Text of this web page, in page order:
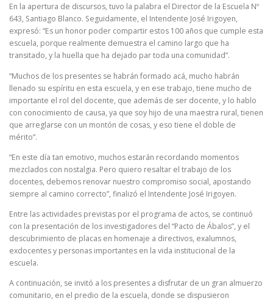
En la apertura de discursos, tuvo la palabra el Director de la Escuela Nº
643, Santiago Blanco. Seguidamente, el Intendente José Irigoyen,
expresó: “Es un honor poder compartir estos 100 años que cumple esta
escuela, porque realmente demuestra el camino largo que ha
transitado, y la huella que ha dejado par toda una comunidad”.
“Muchos de los presentes se habrán formado acá, mucho habrán
llenado su espíritu en esta escuela, y en ese trabajo, tiene mucho de
importante el rol del docente, que además de ser docente, y lo hablo
con conocimiento de causa, ya que soy hijo de una maestra rural, tienen
que arreglarse con un montón de cosas, y eso tiene el doble de
mérito”.
“En este día tan emotivo, muchos estarán recordando momentos
mezclados con nostalgia. Pero quiero resaltar el trabajo de los
docentes, debemos renovar nuestro compromiso social, apostando
siempre al camino correcto”, finalizó el Intendente José Irigoyen.
Entre las actividades previstas por el programa de actos, se continuó
con la presentación de los investigadores del “Pacto de Ábalos”, y el
descubrimiento de placas en homenaje a directivos, exalumnos,
exdocentes y personas importantes en la vida institucional de la
escuela.
A continuación, se invitó a los presentes a disfrutar de un gran almuerzo
comunitario, en el predio de la escuela, donde se dispusieron